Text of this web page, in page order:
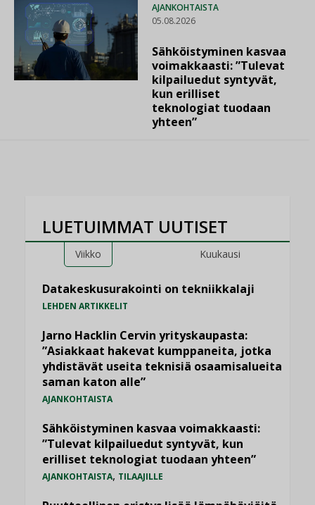
AJANKOHTAISTA
05.08.2026
Sähköistyminen kasvaa
voimakkaasti: ”Tulevat
kilpailuedut syntyvät,
kun erilliset
teknologiat tuodaan
yhteen”
LUETUIMMAT UUTISET
Viikko Kuukausi
Datakeskusurakointi on tekniikkalaji
LEHDEN ARTIKKELIT
Jarno Hacklin Cervin yrityskaupasta:
”Asiakkaat hakevat kumppaneita, jotka
yhdistävät useita teknisiä osaamisalueita
saman katon alle”
AJANKOHTAISTA
Sähköistyminen kasvaa voimakkaasti:
”Tulevat kilpailuedut syntyvät, kun
erilliset teknologiat tuodaan yhteen”
AJANKOHTAISTA, TILAAJILLE